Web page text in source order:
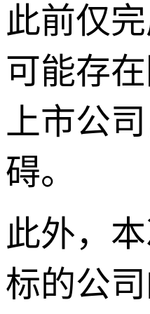
此前仅
可能存
上市公
碍。
此外，
标的公